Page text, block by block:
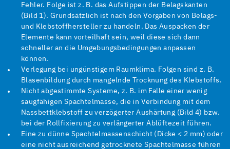
Fehler. Folge ist z. B. das Aufstippen der Belagskanten
(Bild 1). Grundsätzlich ist nach den Vorgaben von Belags-
und Klebstoffhersteller zu handeln. Das Auspacken der
Elemente kann vorteilhaft sein, weil diese sich dann
schneller an die Umgebungsbedingungen anpassen
können.
Verlegung bei ungünstigem Raumklima. Folgen sind z. B.
Blasenbildung durch mangelnde Trocknung des Klebstoffs.
Nicht abgestimmte Systeme, z. B. im Falle einer wenig
saugfähigen Spachtelmasse, die in Verbindung mit dem
Nassbettklebstoff zu verzögerter Aushärtung (Bild 4) bzw.
bei der Rollfixierung zu verlängerter Ablüftezeit führen.
Eine zu dünne Spachtelmassenschicht (Dicke < 2 mm) oder
eine nicht ausreichend getrocknete Spachtelmasse führen